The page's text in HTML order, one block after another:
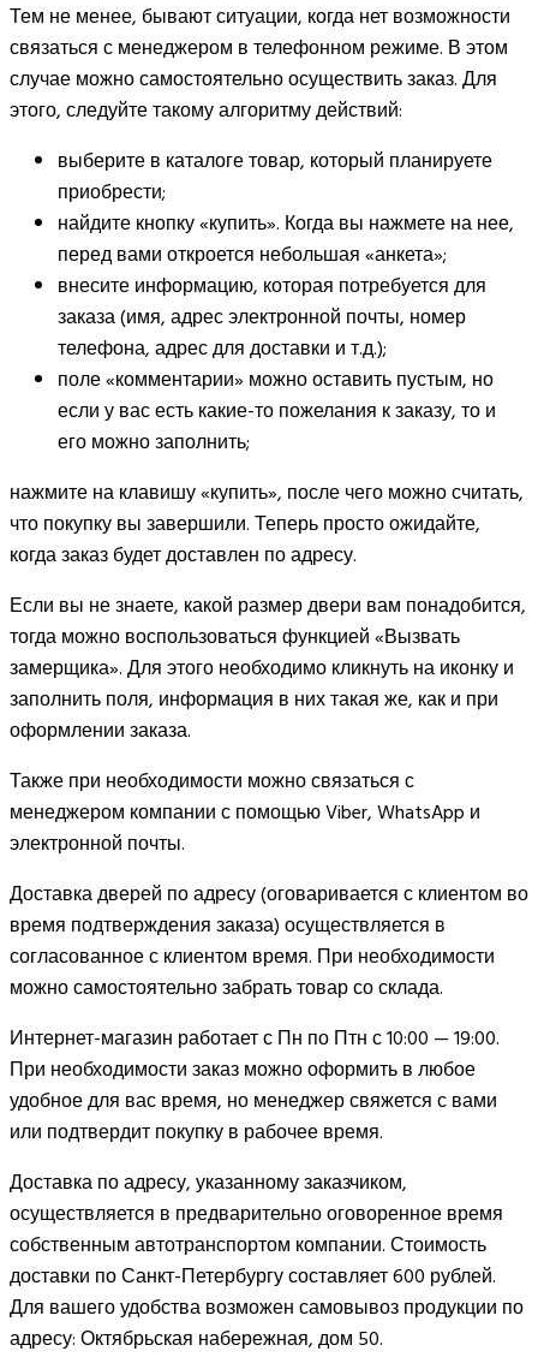
Тем не менее, бывают ситуации, когда нет возможности
связаться с менеджером в телефонном режиме. В этом
случае можно самостоятельно осуществить заказ. Для
этого, следуйте такому алгоритму действий:
выберите в каталоге товар, который планируете
приобрести;
найдите кнопку «купить». Когда вы нажмете на нее,
перед вами откроется небольшая «анкета»;
внесите информацию, которая потребуется для
заказа (имя, адрес электронной почты, номер
телефона, адрес для доставки и т.д.);
поле «комментарии» можно оставить пустым, но
если у вас есть какие-то пожелания к заказу, то и
его можно заполнить;
нажмите на клавишу «купить», после чего можно считать,
что покупку вы завершили. Теперь просто ожидайте,
когда заказ будет доставлен по адресу.
Если вы не знаете, какой размер двери вам понадобится,
тогда можно воспользоваться функцией «Вызвать
замерщика». Для этого необходимо кликнуть на иконку и
заполнить поля, информация в них такая же, как и при
оформлении заказа.
Также при необходимости можно связаться с
менеджером компании с помощью Viber, WhatsApp и
электронной почты.
Доставка дверей по адресу (оговаривается с клиентом во
время подтверждения заказа) осуществляется в
согласованное с клиентом время. При необходимости
можно самостоятельно забрать товар со склада.
Интернет-магазин работает с Пн по Птн с 10:00 — 19:00.
При необходимости заказ можно оформить в любое
удобное для вас время, но менеджер свяжется с вами
или подтвердит покупку в рабочее время.
Доставка по адресу, указанному заказчиком,
осуществляется в предварительно оговоренное время
собственным автотранспортом компании. Стоимость
доставки по Санкт-Петербургу составляет 600 рублей.
Для вашего удобства возможен самовывоз продукции по
адресу: Октябрьская набережная, дом 50.